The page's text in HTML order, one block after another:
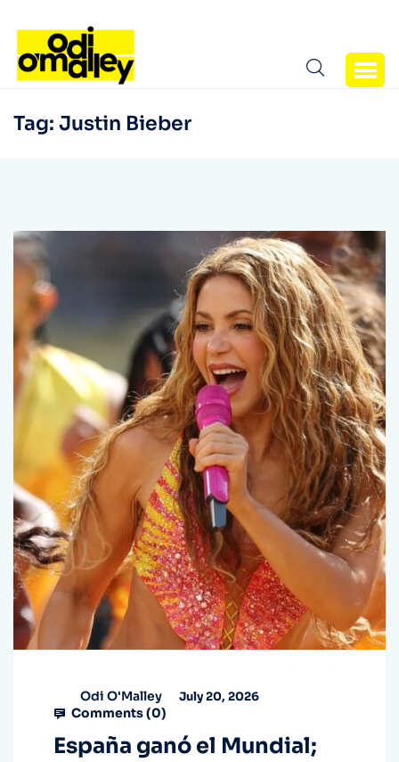
Tag: Justin Bieber
Odi O'Malley July 20, 2026
Comments (0)
España ganó el Mundial;